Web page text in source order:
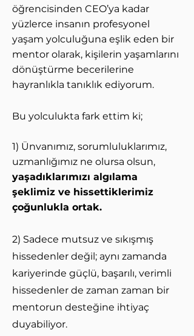
öğrencisinden CEO’ya kadar
yüzlerce insanın profesyonel
yaşam yolculuğuna eşlik eden bir
mentor olarak, kişilerin yaşamlarını
dönüştürme becerilerine
hayranlıkla tanıklık ediyorum.
Bu yolculukta fark ettim ki;
1) Ünvanımız, sorumluluklarımız,
uzmanlığımız ne olursa olsun,
yaşadıklarımızı algılama
şeklimiz ve hissettiklerimiz
çoğunlukla ortak.
2) Sadece mutsuz ve sıkışmış
hissedenler değil; aynı zamanda
kariyerinde güçlü, başarılı, verimli
hissedenler de zaman zaman bir
mentorun desteğine ihtiyaç
duyabiliyor.